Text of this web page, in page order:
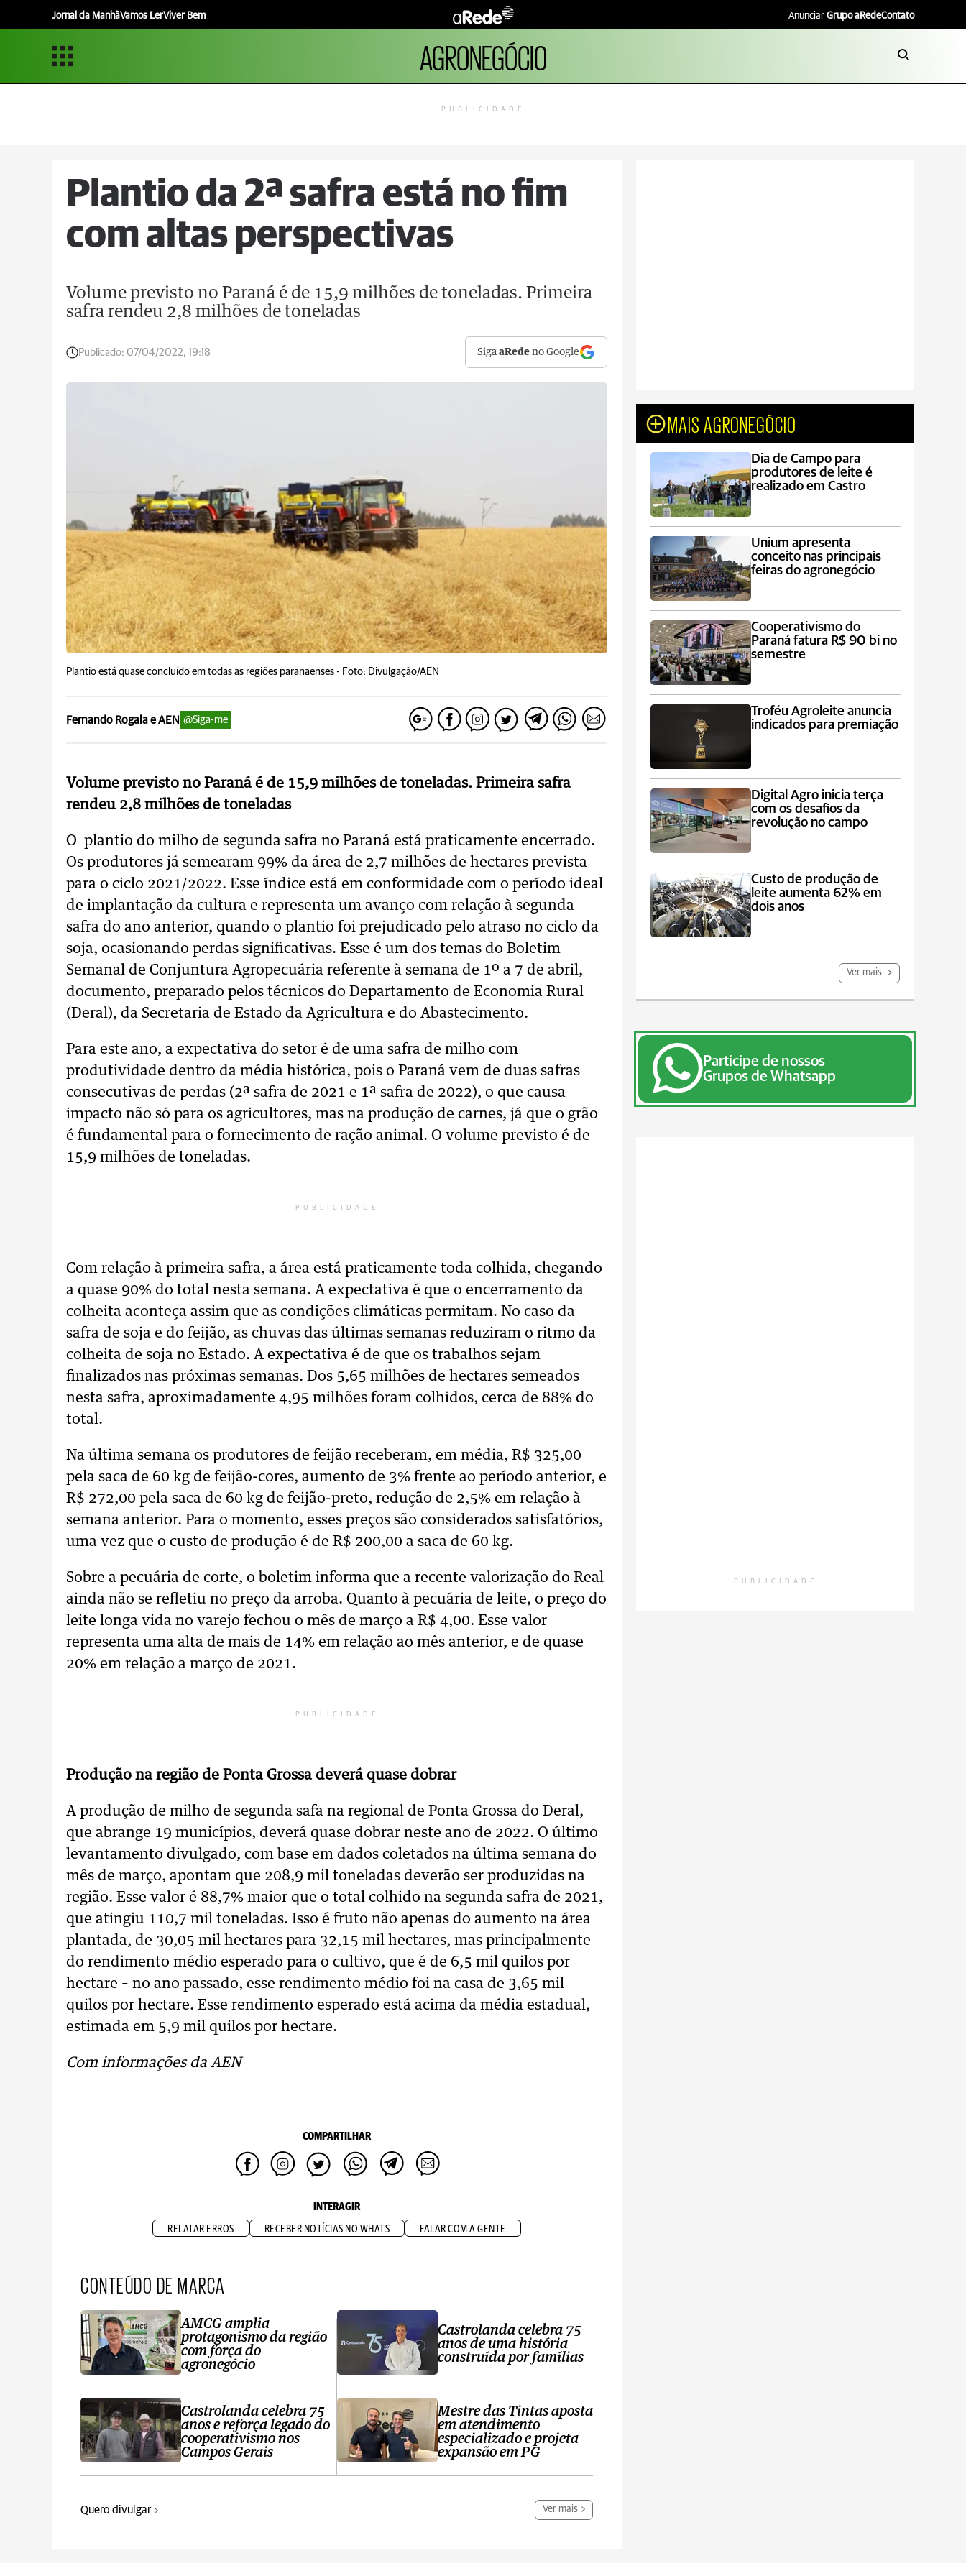
Jornal da ManhãVamos LerViver Bem Anunciar Grupo aRedeContato
AGRONEGÓCIO
PUBLICIDADE
Plantio da 2ª safra está no fim
com altas perspectivas
Volume previsto no Paraná é de 15,9 milhões de toneladas. Primeira
safra rendeu 2,8 milhões de toneladas
Publicado: 07/04/2022, 19:18 SigaaRede no Google
Plantio está quase concluído em todas as regiões paranaenses - Foto: Divulgação/AEN
Fernando Rogala e AEN @Siga-me
Volume previsto no Paraná é de 15,9 milhões de toneladas. Primeira safra
rendeu 2,8 milhões de toneladas
O plantio do milho de segunda safra no Paraná está praticamente encerrado.
Os produtores já semearam 99% da área de 2,7 milhões de hectares prevista
para o ciclo 2021/2022. Esse índice está em conformidade com o período ideal
de implantação da cultura e representa um avanço com relação à segunda
safra do ano anterior, quando o plantio foi prejudicado pelo atraso no ciclo da
soja, ocasionando perdas significativas. Esse é um dos temas do Boletim
Semanal de Conjuntura Agropecuária referente à semana de 1º a 7 de abril,
documento, preparado pelos técnicos do Departamento de Economia Rural
(Deral), da Secretaria de Estado da Agricultura e do Abastecimento.
Para este ano, a expectativa do setor é de uma safra de milho com
produtividade dentro da média histórica, pois o Paraná vem de duas safras
consecutivas de perdas (2ª safra de 2021 e 1ª safra de 2022), o que causa
impacto não só para os agricultores, mas na produção de carnes, já que o grão
é fundamental para o fornecimento de ração animal. O volume previsto é de
15,9 milhões de toneladas.
PUBLICIDADE
Com relação à primeira safra, a área está praticamente toda colhida, chegando
a quase 90% do total nesta semana. A expectativa é que o encerramento da
colheita aconteça assim que as condições climáticas permitam. No caso da
safra de soja e do feijão, as chuvas das últimas semanas reduziram o ritmo da
colheita de soja no Estado. A expectativa é de que os trabalhos sejam
finalizados nas próximas semanas. Dos 5,65 milhões de hectares semeados
nesta safra, aproximadamente 4,95 milhões foram colhidos, cerca de 88% do
total.
Na última semana os produtores de feijão receberam, em média, R$ 325,00
pela saca de 60 kg de feijão-cores, aumento de 3% frente ao período anterior, e
R$ 272,00 pela saca de 60 kg de feijão-preto, redução de 2,5% em relação à
semana anterior. Para o momento, esses preços são considerados satisfatórios,
uma vez que o custo de produção é de R$ 200,00 a saca de 60 kg.
Sobre a pecuária de corte, o boletim informa que a recente valorização do Real
ainda não se refletiu no preço da arroba. Quanto à pecuária de leite, o preço do
leite longa vida no varejo fechou o mês de março a R$ 4,00. Esse valor
representa uma alta de mais de 14% em relação ao mês anterior, e de quase
20% em relação a março de 2021.
PUBLICIDADE
Produção na região de Ponta Grossa deverá quase dobrar
A produção de milho de segunda safa na regional de Ponta Grossa do Deral,
que abrange 19 municípios, deverá quase dobrar neste ano de 2022. O último
levantamento divulgado, com base em dados coletados na última semana do
mês de março, apontam que 208,9 mil toneladas deverão ser produzidas na
região. Esse valor é 88,7% maior que o total colhido na segunda safra de 2021,
que atingiu 110,7 mil toneladas. Isso é fruto não apenas do aumento na área
plantada, de 30,05 mil hectares para 32,15 mil hectares, mas principalmente
do rendimento médio esperado para o cultivo, que é de 6,5 mil quilos por
hectare – no ano passado, esse rendimento médio foi na casa de 3,65 mil
quilos por hectare. Esse rendimento esperado está acima da média estadual,
estimada em 5,9 mil quilos por hectare.
Com informações da AEN
COMPARTILHAR
INTERAGIR
RELATAR ERROS RECEBER NOTÍCIAS NO WHATS FALAR COM A GENTE
CONTEÚDO DE MARCA
AMCG amplia
protagonismo da região
com força do
agronegócio
Castrolanda celebra 75
anos e reforça legado do
cooperativismo nos
Campos Gerais
Castrolanda celebra 75
anos de uma história
construída por famílias
Mestre das Tintas aposta
em atendimento
especializado e projeta
expansão em PG
Quero divulgar Ver mais
MAIS AGRONEGÓCIO
Dia de Campo para
produtores de leite é
realizado em Castro
Unium apresenta
conceito nas principais
feiras do agronegócio
Cooperativismo do
Paraná fatura R$ 90 bi no
semestre
Troféu Agroleite anuncia
indicados para premiação
Digital Agro inicia terça
com os desafios da
revolução no campo
Custo de produção de
leite aumenta 62% em
dois anos
Ver mais
Participe de nossos
Grupos de Whatsapp
PUBLICIDADE